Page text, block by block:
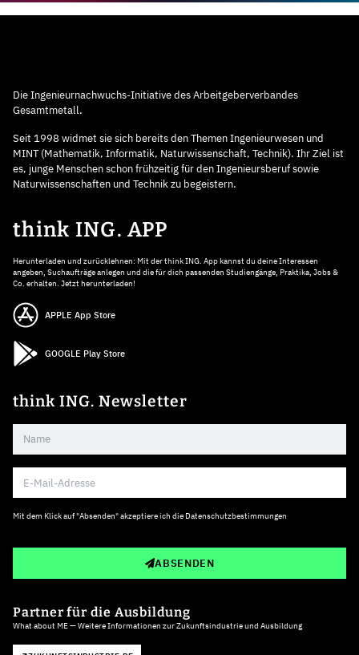
Die Ingenieurnachwuchs-Initiative des Arbeitgeberverbandes
Gesamtmetall.
Seit 1998 widmet sie sich bereits den Themen Ingenieurwesen und
MINT (Mathematik, Informatik, Naturwissenschaft, Technik). Ihr Ziel ist
es, junge Menschen schon frühzeitig für den Ingenieursberuf sowie
Naturwissenschaften und Technik zu begeistern.
think ING. APP
Herunterladen und zurücklehnen: Mit der think ING. App kannst du deine Interessen
angeben, Suchaufträge anlegen und die für dich passenden Studiengänge, Praktika, Jobs &
Co. erhalten. Jetzt herunterladen!
APPLE App Store
GOOGLE Play Store
think ING. Newsletter
Mit dem Klick auf "Absenden" akzeptiere ich die Datenschutzbestimmungen
ABSENDEN
Partner für die Ausbildung
What about ME — Weitere Informationen zur Zukunftsindustrie und Ausbildung